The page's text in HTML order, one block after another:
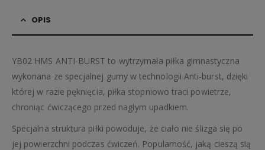
OPIS
YB02 HMS ANTI-BURST to wytrzymała piłka gimnastyczna
wykonana ze specjalnej gumy w technologii Anti-burst, dzięki
której w razie pęknięcia, piłka stopniowo traci powietrze,
chroniąc ćwiczącego przed nagłym upadkiem.
Specjalna struktura piłki powoduje, że ciało nie ślizga się po
jej powierzchni podczas ćwiczeń. Popularność, jaką cieszą sią